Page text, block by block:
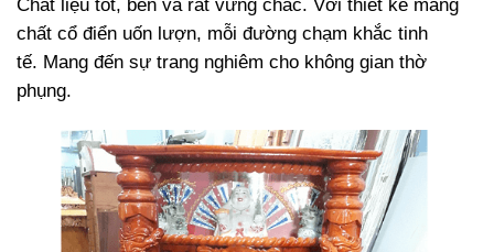
Chất liệu tốt, bền và rất vững chắc. Với thiết kế mang
chất cổ điển uốn lượn, mỗi đường chạm khắc tinh
tế. Mang đến sự trang nghiêm cho không gian thờ
phụng.